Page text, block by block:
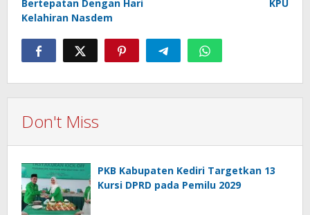
Bertepatan Dengan Hari
Kelahiran Nasdem
KPU
Don't Miss
PKB Kabupaten Kediri Targetkan 13
Kursi DPRD pada Pemilu 2029